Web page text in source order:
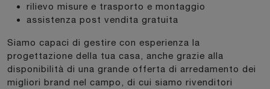
rilievo misure e trasporto e montaggio
assistenza post vendita gratuita
Siamo capaci di gestire con esperienza la
progettazione della tua casa, anche grazie alla
disponibilità di una grande offerta di arredamento dei
migliori brand nel campo, di cui siamo rivenditori